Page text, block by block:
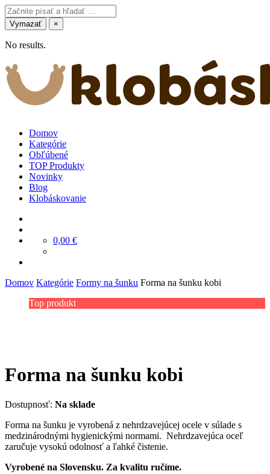
Vymazať ×
No results.
Domov
Kategórie
Obľúbené
TOP Produkty
Novinky
Blog
Klobáskovanie
0,00 €
Domov Kategórie Formy na šunku Forma na šunku kobi
Top produkt
Forma na šunku kobi
Dostupnosť: Na sklade
Forma na šunku je vyrobená z nehrdzavejúcej ocele v súlade s
medzinárodnými hygienickými normami. Nehrdzavejúca oceľ
zaručuje vysokú odolnosť a ľahké čistenie.
Vyrobené na Slovensku. Za kvalitu ručíme.